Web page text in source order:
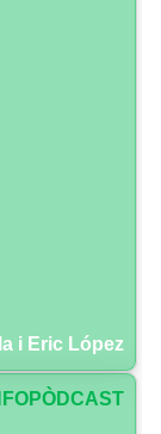
i Eric López